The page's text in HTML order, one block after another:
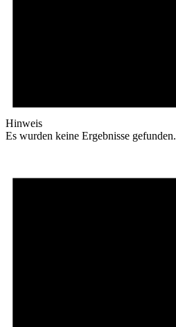
Hinweis
Es wurden keine Ergebnisse gefunden.